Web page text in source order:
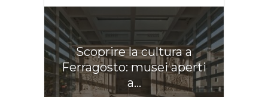
Scoprire la cultura a
Ferragosto: musei aperti
a...